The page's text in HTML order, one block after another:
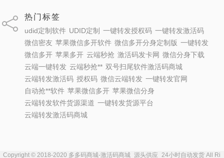
热门标签
udid定制软件 UDID定制 一键转发授权码 一键转发激活码
微信密友 苹果微信多开软件 微信多开分身定制版 一键转发
微信多开 苹果多开 云端秒抢 激活码发卡网 微信分身下载
云端一键转发 云端秒抢** 双号扫尾软件激活码商城
云端转发激活码 授权码 微信云端转发 一键转发官网
自动抢**软件 苹果微信多开 苹果微信分身
云端转发软件货源渠道 一键转发货源平台
云端转发激活码商城
Copyright © 2018-2020 多多码商城-激活码商城_源头供应_24小时自动发货 All Ri